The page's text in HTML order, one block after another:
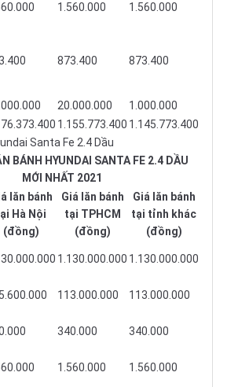
1.560.000 1.560.000
873.400 873.400
20.000.000
1.000.000
1.155.773.400 1.145.773.400
Santa Fe 2.4 Dầu
BÁNH HYUNDAI SANTA FE 2.4 DẦU
MỚI NHẤT 2021
lăn bánh
Hà Nội
(đồng)
Giá lăn bánh
tại TPHCM
(đồng)
Giá lăn bánh
tại tỉnh khác
(đồng)
1.130.000.000 1.130.000.000
113.000.000 113.000.000
340.000 340.000
1.560.000 1.560.000